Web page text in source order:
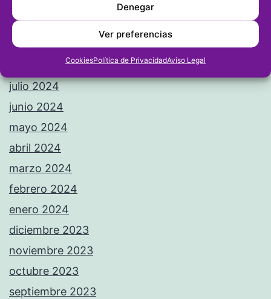
Denegar
Ver preferencias
CookiesPolítica de PrivacidadAviso Legal
agosto 2024
julio 2024
junio 2024
mayo 2024
abril 2024
marzo 2024
febrero 2024
enero 2024
diciembre 2023
noviembre 2023
octubre 2023
septiembre 2023